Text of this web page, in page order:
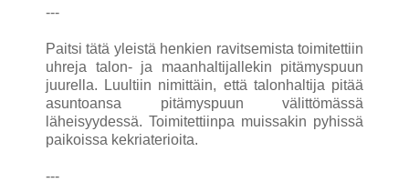
---
Paitsi tätä yleistä henkien ravitsemista toimitettiin
uhreja talon- ja maanhaltijallekin pitämyspuun
juurella. Luultiin nimittäin, että talonhaltija pitää
asuntoansa pitämyspuun välittömässä
läheisyydessä. Toimitettiinpa muissakin pyhissä
paikoissa kekriaterioita.
---